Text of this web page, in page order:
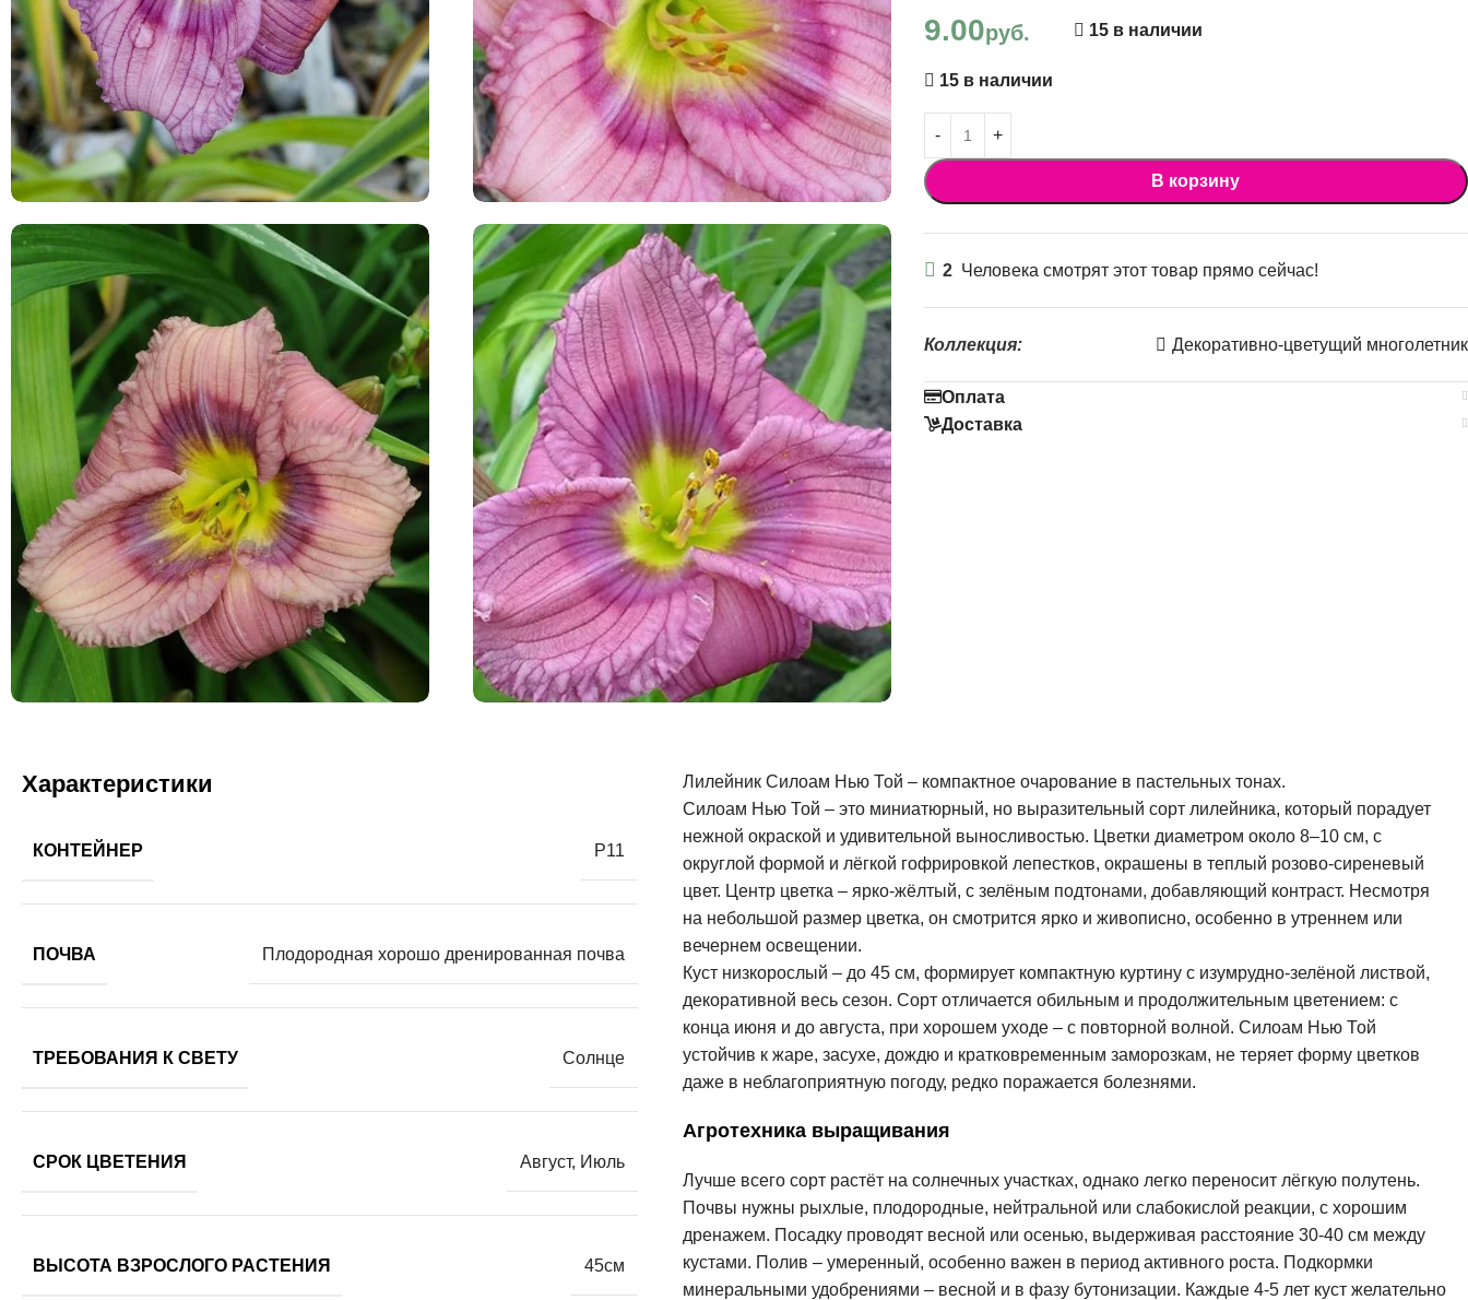
9.00руб. 15 в наличии
15 в наличии
В корзину
2 Человека смотрят этот товар прямо сейчас!
Коллекция: Декоративно-цветущий многолетник
Оплата
Доставка
Характеристики
КОНТЕЙНЕР Р11
ПОЧВА Плодородная хорошо дренированная почва
ТРЕБОВАНИЯ К СВЕТУ Солнце
СРОК ЦВЕТЕНИЯ Август, Июль
ВЫСОТА ВЗРОСЛОГО РАСТЕНИЯ 45см
Лилейник Силоам Нью Той – компактное очарование в пастельных тонах.
Силоам Нью Той – это миниатюрный, но выразительный сорт лилейника, который порадует
нежной окраской и удивительной выносливостью. Цветки диаметром около 8–10 см, с
округлой формой и лёгкой гофрировкой лепестков, окрашены в теплый розово-сиреневый
цвет. Центр цветка – ярко-жёлтый, с зелёным подтонами, добавляющий контраст. Несмотря
на небольшой размер цветка, он смотрится ярко и живописно, особенно в утреннем или
вечернем освещении.
Куст низкорослый – до 45 см, формирует компактную куртину с изумрудно-зелёной листвой,
декоративной весь сезон. Сорт отличается обильным и продолжительным цветением: с
конца июня и до августа, при хорошем уходе – с повторной волной. Силоам Нью Той
устойчив к жаре, засухе, дождю и кратковременным заморозкам, не теряет форму цветков
даже в неблагоприятную погоду, редко поражается болезнями.
Агротехника выращивания
Лучше всего сорт растёт на солнечных участках, однако легко переносит лёгкую полутень.
Почвы нужны рыхлые, плодородные, нейтральной или слабокислой реакции, с хорошим
дренажем. Посадку проводят весной или осенью, выдерживая расстояние 30-40 см между
кустами. Полив – умеренный, особенно важен в период активного роста. Подкормки
минеральными удобрениями – весной и в фазу бутонизации. Каждые 4-5 лет куст желательно